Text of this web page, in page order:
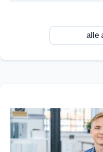
alle